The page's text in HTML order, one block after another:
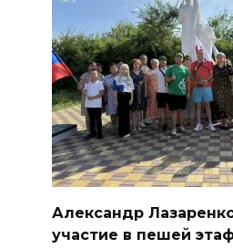
Александр
участие в пешей